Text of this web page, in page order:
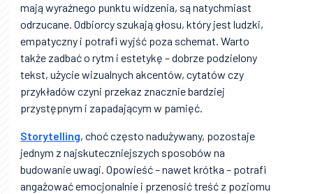
mają wyraźnego punktu widzenia, są natychmiast
odrzucane. Odbiorcy szukają głosu, który jest ludzki,
empatyczny i potrafi wyjść poza schemat. Warto
także zadbać o rytm i estetykę – dobrze podzielony
tekst, użycie wizualnych akcentów, cytatów czy
przykładów czyni przekaz znacznie bardziej
przystępnym i zapadającym w pamięć.
Storytelling, choć często nadużywany, pozostaje
jednym z najskuteczniejszych sposobów na
budowanie uwagi. Opowieść – nawet krótka – potrafi
angażować emocjonalnie i przenosić treść z poziomu